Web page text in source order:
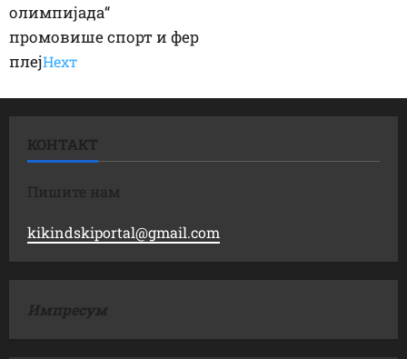
олимпијада“
промовише спорт и фер
плејНеxт
КОНТАКТ
Пишите нам
kikindskiportal@gmail.com
Импресум